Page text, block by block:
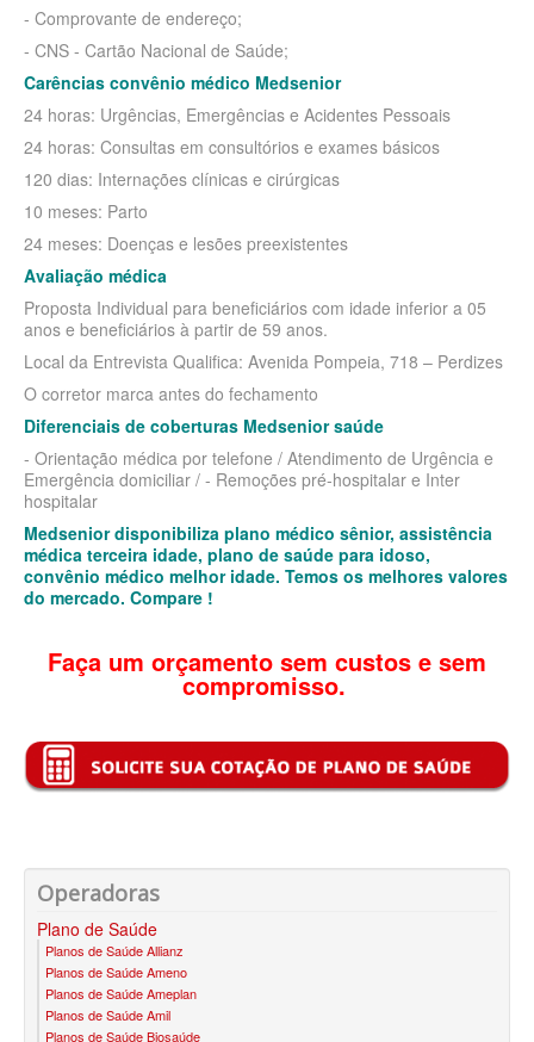
SÃO MIGUEL PLANO DE SAÚDE EMPRESARIAL
SOMPO PLANO DE SAÚDE EMPRESARIAL
SULAMERICA PLANO DE SAÚDE EMPRESARIAL
TRASMONTANO PLANO DE SAÚDE EMPRESARIAL
UNIHOSP PLANO DE SAÚDE EMPRESARIAL
UNIMED CENTRAL PLANO DE SAÚDE EMPRESARIAL
ÚNICA PLANO DE SAÚDE EMPRESARIAL
BLUE MED PLANO DE SAÚDE INDIVIDUAL
CUIDAR ME PLANO DE SAÚDE INDIVIDUAL
CRUZ AZUL PLANO DE SAÚDE INDIVIDUAL
GARANTIA GS PLANO INDIVIDUAL
GNDI PLANO DE SAÚDE INDIVIDUAL
INTERCLINICAS PLANO DE SAÚDE INDIVIDUAL
KIPP PLANO DE SAÚDE INDIVIDUAL
MED TOUR PLANO DE SAÚDE INDIVIDUAL
PLENA PLANO DE SAÚDE INDIVIDUAL
QSAUDE PLANO DE SAÚDE INDIVIDUAL
SANTA HELENA PLANO DE SAÚDE INDIVIDUAL
SANTARIS PLANO DE SAÚDE INDIVIDUAL
SÃO MIGUEL PLANO DE SAÚDE INDIVIDUAL
TOTAL MEDCARE PLANO DE SAÚDE INDIVIDUAL
UNIMED GUARULHOS PLANO DE SAÚDE INDIVIDUAL
PLANO DE SAÚDE FAMILIAR
- Comprovante de endereço;
- CNS - Cartão Nacional de Saúde;
Carências convênio médico Medsenior
24 horas: Urgências, Emergências e Acidentes Pessoais
24 horas: Consultas em consultórios e exames básicos
120 dias: Internações clínicas e cirúrgicas
10 meses: Parto
24 meses: Doenças e lesões preexistentes
Avaliação médica
Proposta Individual para beneficiários com idade inferior a 05
anos e beneficiários à partir de 59 anos.
Local da Entrevista Qualifica: Avenida Pompeia, 718 – Perdizes
O corretor marca antes do fechamento
Diferenciais de coberturas Medsenior saúde
- Orientação médica por telefone / Atendimento de Urgência e
Emergência domiciliar / - Remoções pré-hospitalar e Inter
hospitalar
Medsenior disponibiliza plano médico sênior, assistência
médica terceira idade, plano de saúde para idoso,
convênio médico melhor idade. Temos os melhores valores
do mercado. Compare !
Faça um orçamento sem custos e sem
compromisso.
Operadoras
Plano de Saúde
Planos de Saúde Allianz
Planos de Saúde Ameno
Planos de Saúde Ameplan
Planos de Saúde Amil
Planos de Saúde Biosaúde